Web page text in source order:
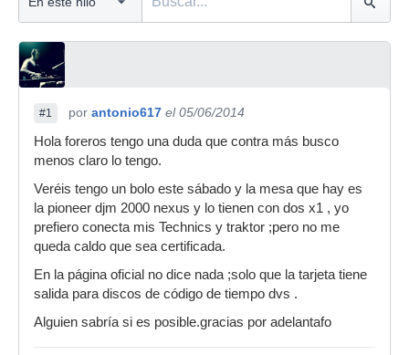
#1 por antonio617 el 05/06/2014
Hola foreros tengo una duda que contra más busco
menos claro lo tengo.
Veréis tengo un bolo este sábado y la mesa que hay es
la pioneer djm 2000 nexus y lo tienen con dos x1 , yo
prefiero conecta mis Technics y traktor ;pero no me
queda caldo que sea certificada.
En la página oficial no dice nada ;solo que la tarjeta tiene
salida para discos de código de tiempo dvs .
Alguien sabría si es posible.gracias por adelantafo